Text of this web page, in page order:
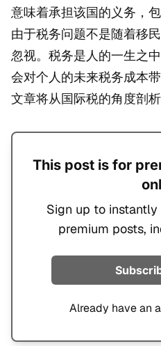
意味着承担该国的义务，
由于税务问题不是随着移
忽视。税务是人的一生之
会对个人的未来税务成本
文章将从国际税的角度剖
This post is for
Sign up to
premium posts,
Already have an